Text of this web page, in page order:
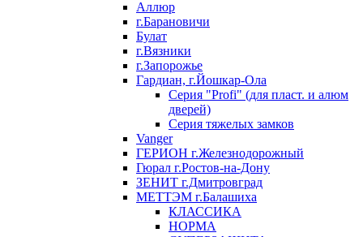
Аллюр
г.Барановичи
Булат
г.Вязники
г.Запорожье
Гардиан, г.Йошкар-Ола
Серия "Profi" (для пласт. и алюм
дверей)
Серия тяжелых замков
Vanger
ГЕРИОН г.Железнодорожный
Гюрал г.Ростов-на-Дону
ЗЕНИТ г.Дмитровград
МЕТТЭМ г.Балашиха
КЛАССИКА
НОРМА